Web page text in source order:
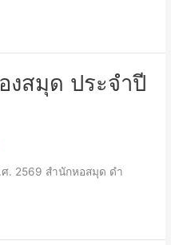
งสมุด ประจำปี
. 2569 สำนักหอสมุด ดำ